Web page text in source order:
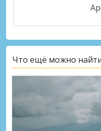
Что ещё можно